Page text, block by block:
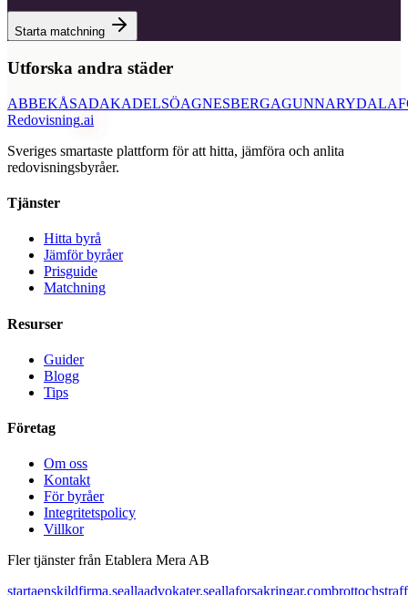
Starta matchning
Utforska andra städer
ABBEKÅSADAKADELSÖAGNESBERGAGUNNARYD
Redovisning.ai
Sveriges smartaste plattform för att hitta, jämföra och anlita
redovisningsbyråer.
Tjänster
Hitta byrå
Jämför byråer
Prisguide
Matchning
Resurser
Guider
Blogg
Tips
Företag
Om oss
Kontakt
För byråer
Integritetspolicy
Villkor
Fler tjänster från Etablera Mera AB
startaenskildfirma.seallaadvokater.seallaforsakringar.com